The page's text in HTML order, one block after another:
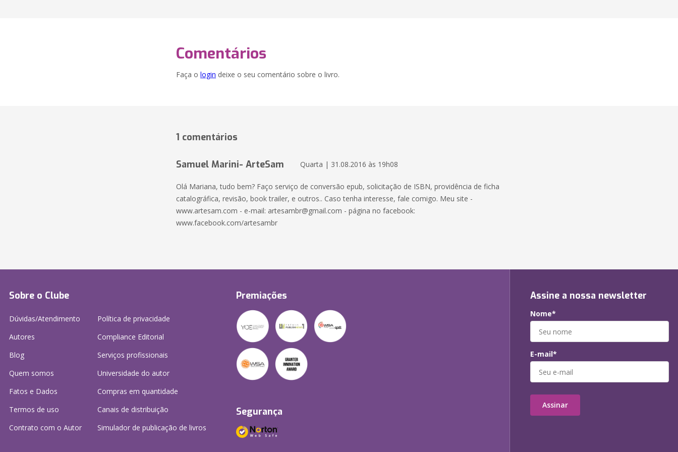
Comentários
Faça o login deixe o seu comentário sobre o livro.
1 comentários
Samuel Marini- ArteSam Quarta | 31.08.2016 às 19h08
Olá Mariana, tudo bem? Faço serviço de conversão epub, solicitação de ISBN, providência de ficha
catalográfica, revisão, book trailer, e outros.. Caso tenha interesse, fale comigo. Meu site -
www.artesam.com - e-mail: artesambr@gmail.com - página no facebook:
www.facebook.com/artesambr
Sobre o Clube
Dúvidas/Atendimento
Autores
Blog
Quem somos
Fatos e Dados
Termos de uso
Contrato com o Autor
Política de privacidade
Compliance Editorial
Serviços profissionais
Universidade do autor
Compras em quantidade
Canais de distribuição
Simulador de publicação de livros
Premiações
Segurança
Assine a nossa newsletter
Nome*
E-mail*
Assinar